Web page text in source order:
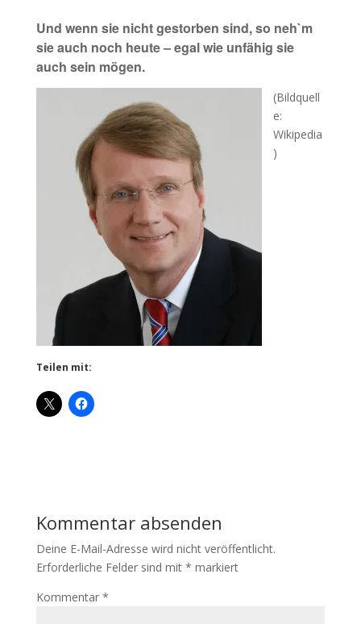
Und wenn sie nicht gestorben sind, so neh`m
sie auch noch heute– egal wie unfähig sie
auch sein mögen.
(Bildquell
e:
Wikipedia
)
Teilen mit:
Kommentar absenden
Deine E-Mail-Adresse wird nicht veröffentlicht.
Erforderliche Felder sind mit * markiert
Kommentar *